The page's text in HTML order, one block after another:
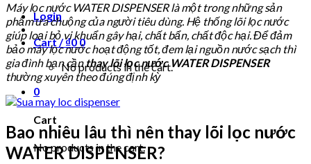
Login
Cart /₫0 0
No products in the cart.
0
Cart
No products in the cart.
Máy lọc nước WATER DISPENSER là một trong những sản
phẩm ưa chuộng của người tiêu dùng. Hệ thống lõi lọc nước
giúp loại bỏ vi khuẩn gây hại, chất bẩn, chất độc hại. Để đảm
bảo máy lọc nước hoạt động tốt, đem lại nguồn nước sạch thì
gia đình bạn cầnthay lõi lọc nước WATER DISPENSER
thường xuyên theo đúng định kỳ
Bao nhiêu lâu thì nên thay lõi lọc nước
WATER DISPENSER?